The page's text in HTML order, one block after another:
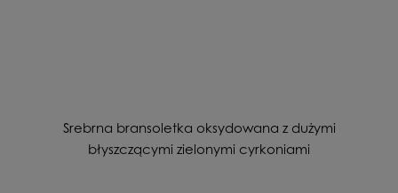
Srebrna bransoletka oksydowana z dużymi
błyszczącymi zielonymi cyrkoniami